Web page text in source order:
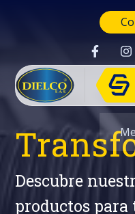
Descubre
productos